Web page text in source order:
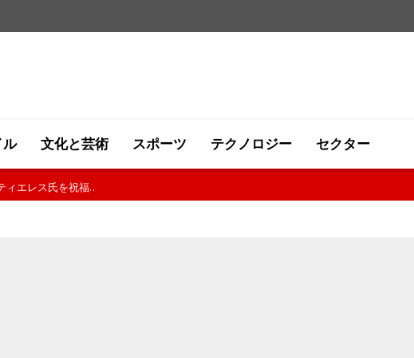
ル 文化と芸術 スポーツ テクノロジー セクター
与で家族を養えるようにしたい人物ではない..